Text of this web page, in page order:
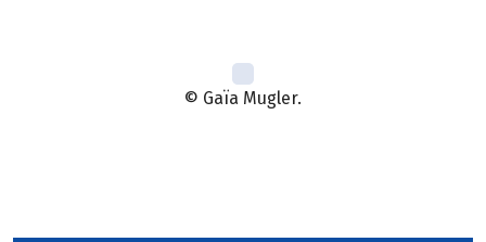
© Gaïa Mugler.